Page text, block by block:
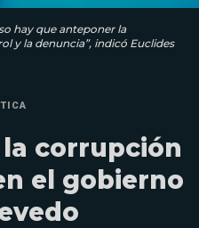
hay que anteponer la
y la denuncia”, indicó Euclides
corrupción
el gobierno